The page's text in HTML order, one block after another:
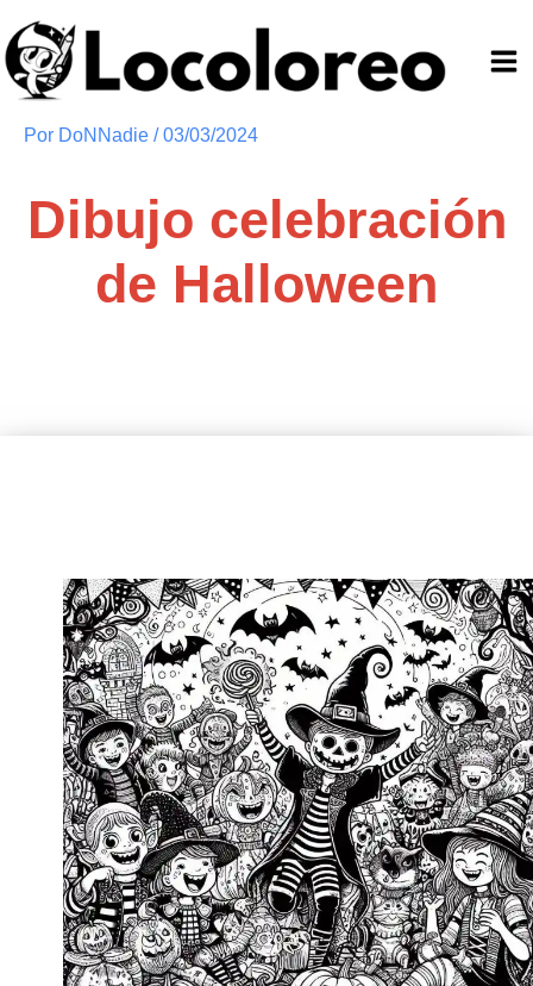
al
contenido
Por DoNNadie /03/03/2024
Dibujo celebración
de Halloween